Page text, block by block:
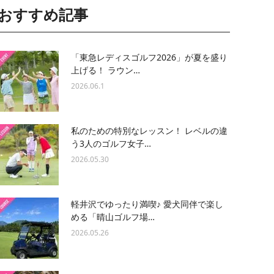
すすめ記事
「東急レディスゴルフ2026」が夏を盛り
上げる！ ラウン…
2026.06.1
私のための特別なレッスン！ レベルの違
う3人のゴルフ女子…
2026.05.30
軽井沢でゆったり満喫♪ 愛犬同伴で楽し
める「晴山ゴルフ場…
2026.05.26